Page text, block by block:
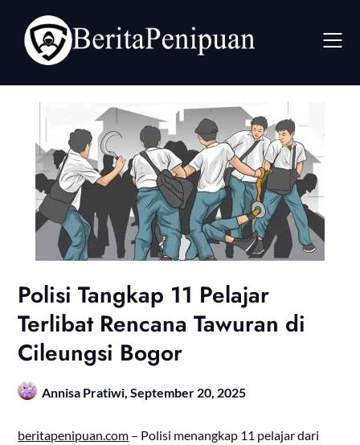
content
Polisi Tangkap 11 Pelajar
Terlibat Rencana Tawuran di
Cileungsi Bogor
Annisa Pratiwi,September 20, 2025
beritapenipuan.com – Polisi menangkap 11 pelajar dari